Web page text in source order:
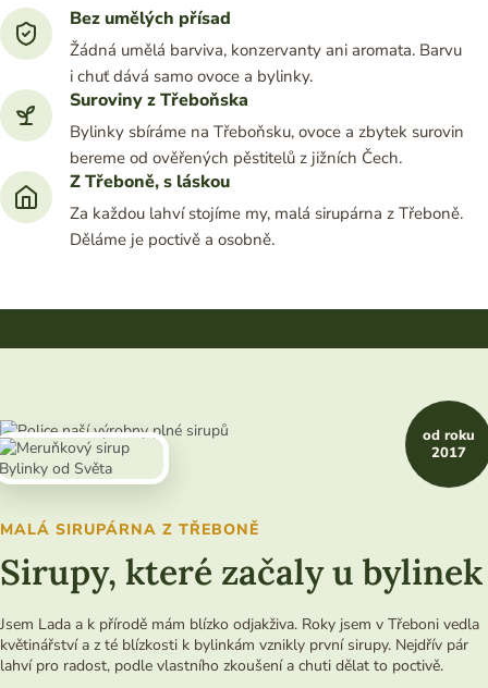
Bez umělých přísad
Žádná umělá barviva, konzervanty ani aromata. Barvu
i chuť dává samo ovoce a bylinky.
Suroviny z Třeboňska
Bylinky sbíráme na Třeboňsku, ovoce a zbytek surovin
bereme od ověřených pěstitelů z jižních Čech.
Z Třeboně, s láskou
Za každou lahví stojíme my, malá sirupárna z Třeboně.
Děláme je poctivě a osobně.
MALÁ SIRUPÁRNA Z TŘEBONĚ
Sirupy, které začaly u bylinek
Jsem Lada a k přírodě mám blízko odjakživa. Roky jsem v Třeboni vedla
květinářství a z té blízkosti k bylinkám vznikly první sirupy. Nejdřív pár
lahví pro radost, podle vlastního zkoušení a chuti dělat to poctivě.
od roku
2017